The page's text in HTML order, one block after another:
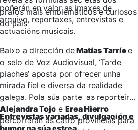
pratos máis emblemáticos e curiosos
do país.
poñerán en valor as imaxes de
arquivo, reportaxes, entrevistas e
actuacións musicais.
Baixo a dirección deMatías Tarríoe
o selo de Voz Audiovisual, ‘Tarde
piaches’ aposta por ofrecer unha
mirada fiel e diversa da realidade
galega. Pola súa parte, as reporteiras
Alejandra Tojo e Erea Hierro
percorrerán as catro provincias para
Entrevistas variadas, divulgación e